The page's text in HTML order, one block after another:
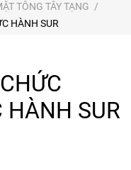
TÔNG TÂY TẠNG /
HÀNH SUR
HÀNH SUR